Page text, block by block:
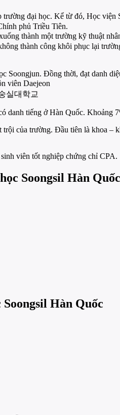
đại học. Kể từ đó, Học
phủ Triều Tiên.
thành một trường kỹ thuật
thành công khôi phục lại
Soongjun. Đồng thời, đạt danh
viên Daejeon
실대학교
danh tiếng ở Hàn Quốc.
của trường. Đầu tiên là khoa
viên tốt nghiệp chứng chỉ CPA.
Soongsil Hàn Quốc
Hàn Quốc